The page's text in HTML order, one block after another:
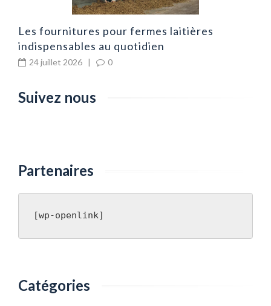
Les fournitures pour fermes laitières
indispensables au quotidien
24 juillet 2026 | 0
Suivez nous
Partenaires
[wp-openlink]
Catégories